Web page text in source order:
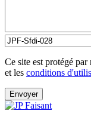
Ce site est protégé
et les conditions